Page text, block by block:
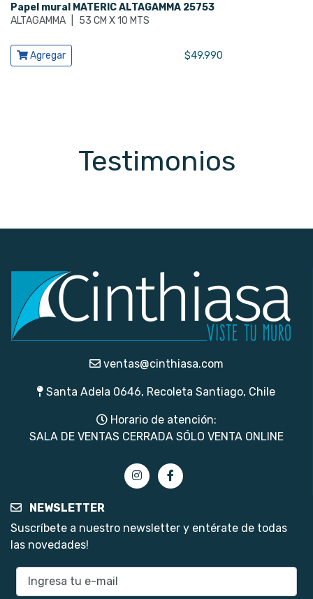
Papel mural MATERIC ALTAGAMMA 25753
ALTAGAMMA
53 CM X 10 MTS
Ver producto
Agregar $49.990
Testimonios
ventas@cinthiasa.com
Santa Adela 0646, Recoleta Santiago, Chile
Horario de atención:
SALA DE VENTAS CERRADA SÓLO VENTA ONLINE
NEWSLETTER
Suscríbete a nuestro newsletter y entérate de todas
las novedades!
E-mail